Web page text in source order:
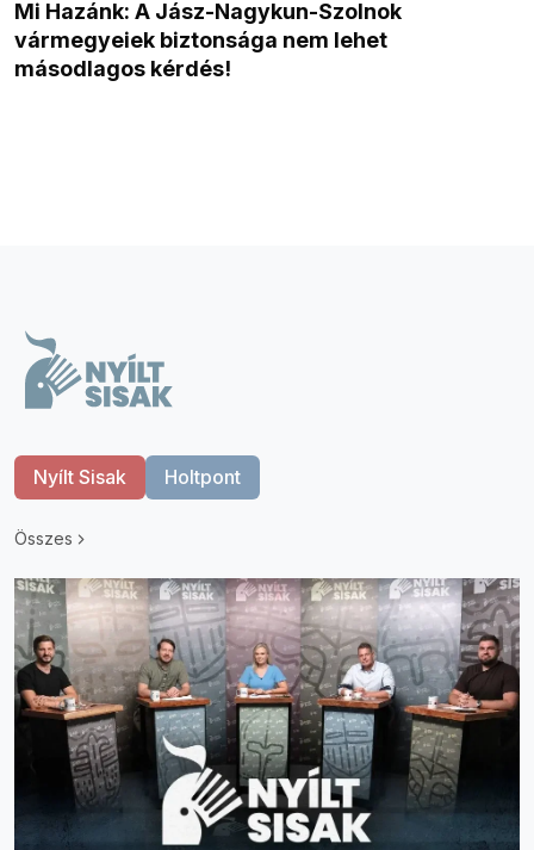
Mi Hazánk: A Jász-Nagykun-Szolnok
vármegyeiek biztonsága nem lehet
másodlagos kérdés!
Nyílt Sisak Holtpont
Összes